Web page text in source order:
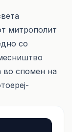
митрополит
со
во спомен на